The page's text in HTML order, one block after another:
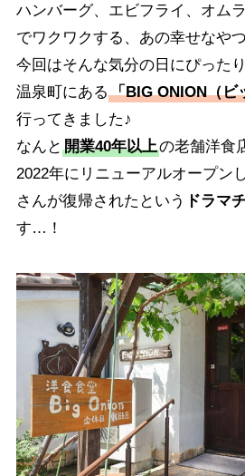
ハンバーグ、エビフライ、オ
でワクワクする、あの幸せなやつ
今回はそんな気分の日にぴった
温泉町にある 「BIG ONION（ビ
行ってきました♪
なんと 開業40年以上の老舗洋食
2022年にリニューアルオープン
さんが復帰されたという ドラマ
す…！